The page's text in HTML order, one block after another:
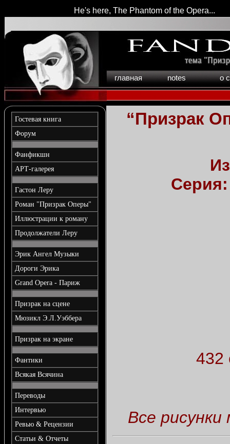
He's here, The Phantom of the Opera...
главная notes о
Гостевая книга
Форум
Фанфикшн
АРТ-галерея
Гастон Леру
Роман "Призрак Оперы"
Иллюстрации к роману
Продолжатели Леру
Эрик Ангел Музыки
Дороги Эрика
Grand Opera - Париж
Призрак на сцене
Мюзикл Э.Л.Уэббера
Призрак на экране
Фантики
Всякая Всячина
Переводы
Интервью
Ревью & Рецензии
Статьи & Отчеты
“Призрак
Серия:
432
Все